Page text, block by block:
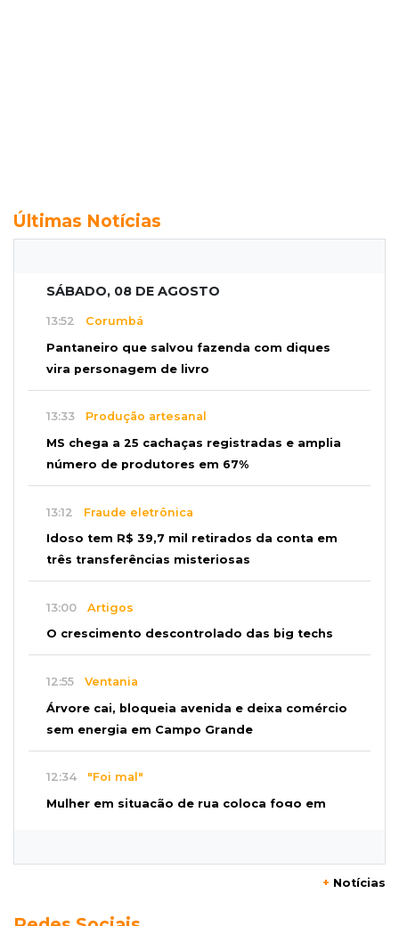
Últimas Notícias
SÁBADO, 08 DE AGOSTO
13:52 Corumbá
Pantaneiro que salvou fazenda com diques
vira personagem de livro
13:33 Produção artesanal
MS chega a 25 cachaças registradas e amplia
número de produtores em 67%
13:12 Fraude eletrônica
Idoso tem R$ 39,7 mil retirados da conta em
três transferências misteriosas
13:00 Artigos
O crescimento descontrolado das big techs
12:55 Ventania
Árvore cai, bloqueia avenida e deixa comércio
sem energia em Campo Grande
12:34 "Foi mal"
Mulher em situação de rua coloca fogo em
encurta tarefas administrativas
+ Notícias